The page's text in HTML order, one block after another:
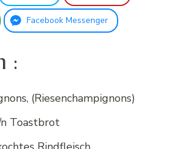
Facebook Messenger
:
(Riesenchampignons)
Toastbrot